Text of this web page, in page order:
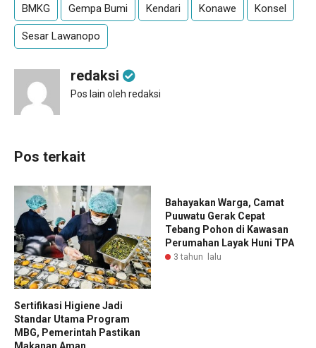
BMKG Gempa Bumi Kendari Konawe Konsel
Sesar Lawanopo
redaksi
Pos lain oleh redaksi
Pos terkait
Sertifikasi Higiene Jadi
Standar Utama Program
MBG, Pemerintah Pastikan
Makanan Aman
Bahayakan Warga, Camat
Puuwatu Gerak Cepat
Tebang Pohon di Kawasan
Perumahan Layak Huni TPA
3 tahun lalu